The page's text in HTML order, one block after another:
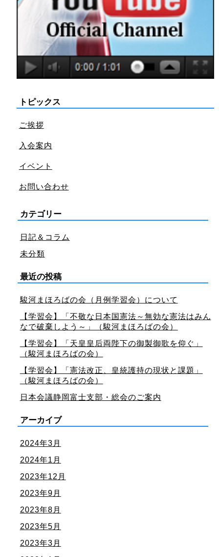
トピックス
ご挨拶
入会案内
イベント
お問い合わせ
カテゴリー
日記＆コラム
未分類
最近の投稿
駿河まほろばの会（月例学習会）について
【学習会】「不敬な日本国憲法～無効な憲法はみん
なで破棄しよう～」（駿河まほろばの会）
【学習会】「天皇皇后両陛下の御製御歌を仰ぐ」
（駿河まほろばの会）
【学習会】「憲法改正、皇統護持の現状と課題」
（駿河まほろばの会）
日本会議静岡富士支部・総会のご案内
アーカイブ
2024年3月
2024年1月
2023年12月
2023年9月
2023年8月
2023年5月
2023年3月